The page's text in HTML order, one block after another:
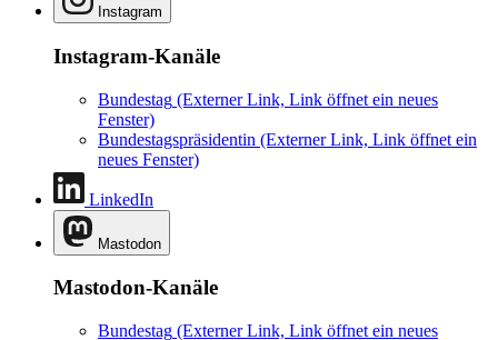
Instagram
Instagram-Kanäle
Bundestag (Externer Link, Link öffnet ein neues
Fenster)
Bundestagspräsidentin (Externer Link, Link öffnet ein
neues Fenster)
LinkedIn
Mastodon
Mastodon-Kanäle
Bundestag (Externer Link, Link öffnet ein neues